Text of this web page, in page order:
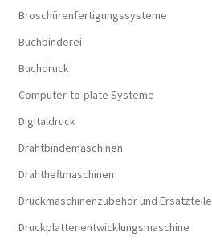
Broschürenfertigungssysteme
Buchbinderei
Buchdruck
Computer-to-plate Systeme
Digitaldruck
Drahtbindemaschinen
Drahtheftmaschinen
Druckmaschinenzubehör und Ersatzteile
Druckplattenentwicklungsmaschine